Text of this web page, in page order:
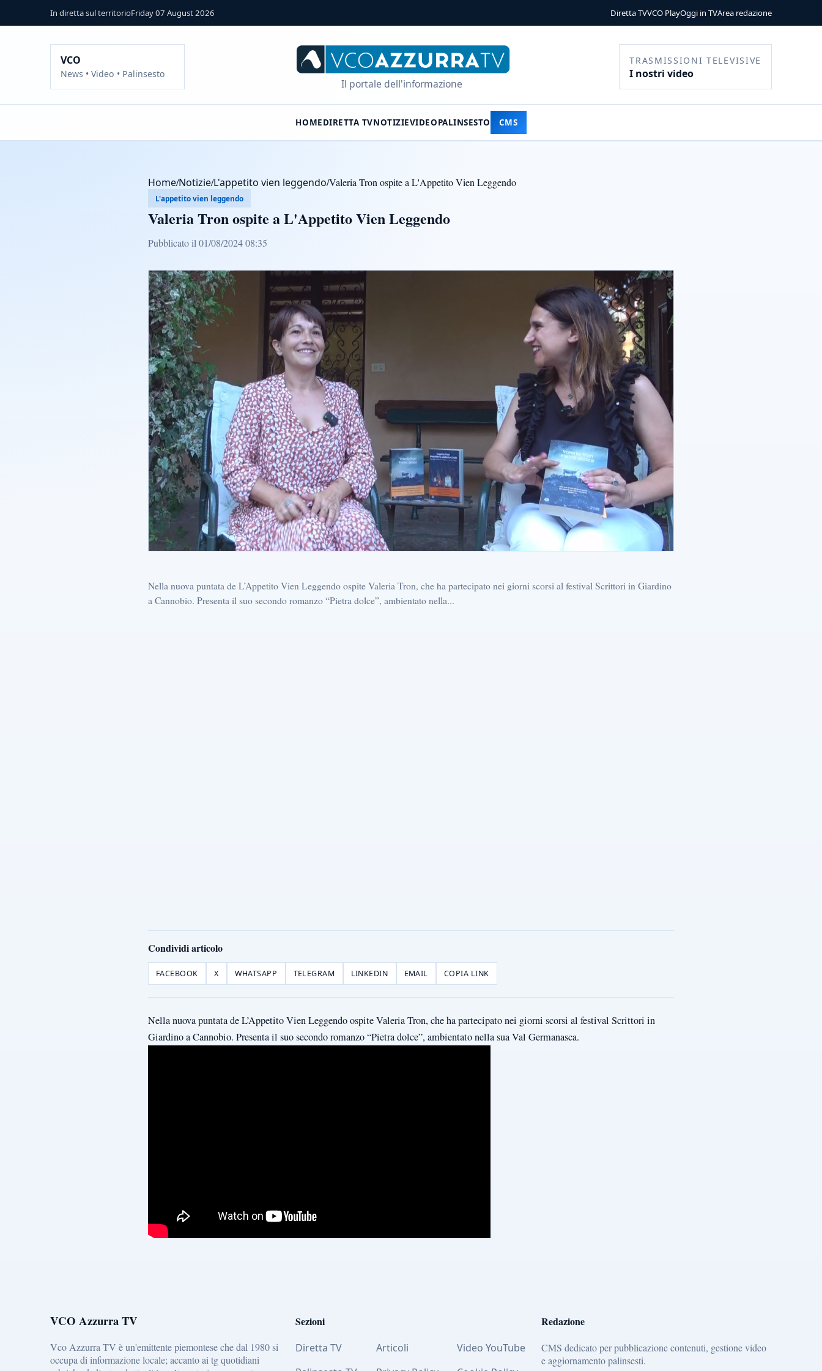
In diretta sul territorioFriday 07 August 2026 Diretta TVVCO PlayOggi in TVArea redazione
VCO
News • Video • Palinsesto
Il portale dell'informazione
TRASMISSIONI TELEVISIVE
I nostri video
HOMEDIRETTA TVNOTIZIEVIDEOPALINSESTO CMS
Home/Notizie/L'appetito vien leggendo/Valeria Tron ospite a L'Appetito Vien Leggendo
L'appetito vien leggendo
Valeria Tron ospite a L'Appetito Vien Leggendo
Pubblicato il 01/08/2024 08:35
Nella nuova puntata de L’Appetito Vien Leggendo ospite Valeria Tron, che ha partecipato nei giorni scorsi al festival Scrittori in Giardino
a Cannobio. Presenta il suo secondo romanzo “Pietra dolce”, ambientato nella...
Condividi articolo
FACEBOOK X WHATSAPP TELEGRAM LINKEDIN EMAIL COPIA LINK
Nella nuova puntata de L’Appetito Vien Leggendo ospite Valeria Tron, che ha partecipato nei giorni scorsi al festival Scrittori in
Giardino a Cannobio. Presenta il suo secondo romanzo “Pietra dolce”, ambientato nella sua Val Germanasca.
VCO Azzurra TV
Vco Azzurra TV è un'emittente piemontese che dal 1980 si
occupa di informazione locale; accanto ai tg quotidiani
Sezioni
Diretta TV Articoli
Video YouTube
Redazione
CMS dedicato per pubblicazione contenuti, gestione video
e aggiornamento palinsesti.